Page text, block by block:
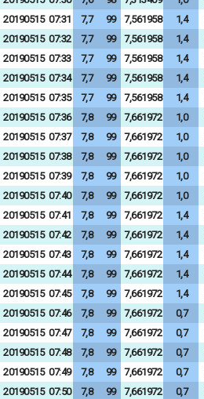
20190515 07:31 7,7 99 7,561958 1,4
20190515 07:32 7,7 99 7,561958 1,4
20190515 07:33 7,7 99 7,561958 1,4
20190515 07:34 7,7 99 7,561958 1,4
20190515 07:35 7,7 99 7,561958 1,4
20190515 07:36 7,8 99 7,661972 1,0
20190515 07:37 7,8 99 7,661972 1,0
20190515 07:38 7,8 99 7,661972 1,0
20190515 07:39 7,8 99 7,661972 1,0
20190515 07:40 7,8 99 7,661972 1,0
20190515 07:41 7,8 99 7,661972 1,4
20190515 07:42 7,8 99 7,661972 1,4
20190515 07:43 7,8 99 7,661972 1,4
20190515 07:44 7,8 99 7,661972 1,4
20190515 07:45 7,8 99 7,661972 1,4
20190515 07:46 7,8 99 7,661972 0,7
20190515 07:47 7,8 99 7,661972 0,7
20190515 07:48 7,8 99 7,661972 0,7
20190515 07:49 7,8 99 7,661972 0,7
20190515 07:50 7,8 99 7,661972 0,7